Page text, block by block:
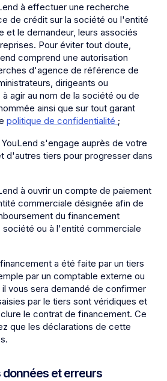
à effectuer une recherche
de crédit sur la société ou l'entité
et le demandeur, leurs associés
Pour éviter tout doute,
comprend une autorisation
d'agence de référence de
dirigeants ou
agir au nom de la société ou de
ainsi que sur tout garant
politique de confidentialité ;
s'engage auprès de votre
d'autres tiers pour progresser dans
à ouvrir un compte de paiement
commerciale désignée afin de
du financement
ou à l'entité commerciale
a été faite par un tiers
par un comptable externe ou
vous sera demandé de confirmer
par le tiers sont véridiques et
le contrat de financement. Ce
que les déclarations de cette
et erreurs